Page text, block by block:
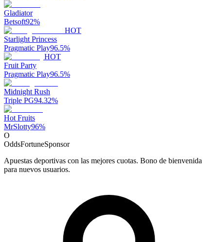
Gladiator
Betsoft92%
HOT
Starlight Princess
Pragmatic Play96.5%
HOT
Fruit Party
Pragmatic Play96.5%
Midnight Rush
Triple PG94.32%
Hot Fruits
MrSlotty96%
O
OddsFortuneSponsor
Apuestas deportivas con las mejores cuotas. Bono de bienvenida
para nuevos usuarios.